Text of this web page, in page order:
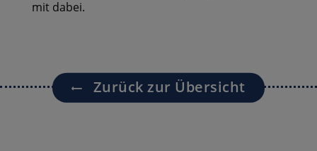
mit dabei.
Zurück zur Übersicht